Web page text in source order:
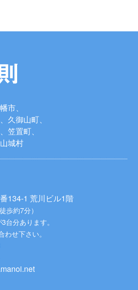
市、
久御山町、
笠置町、
城村
134-1 荒川ビル1階
歩約7分）
台分あります。
せ下さい。